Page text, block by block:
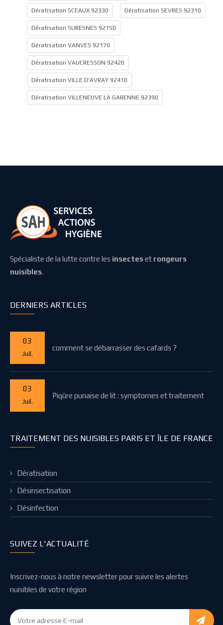
Dératisation SCEAUX 92330 Dératisation SEVRES 92310
Dératisation SURESNES 92150
Dératisation VANVES 92170
Dératisation VAUCRESSON 92420
Dératisation VILLE D'AVRAY 92410
Dératisation VILLENEUVE LA GARENNE 92390
Spécialiste de la lutte contre les insecteset rongeurs
nuisibles.
DERNIERS ARTICLES
03
Juil.
comment se débarrasser des cafards ?
03
Juil.
Piqûre punaise de lit : symptomes et traitement
TRAITEMENT DES NUISIBLES PARIS ET ÎLE DE FRANCE
Dératisation
Désinsectisation
Désinfection
SUIVEZ L'ACTUALITÉ
Inscrivez-nous à notre newsletter pour suivre les alertes
nuisibles de votre région